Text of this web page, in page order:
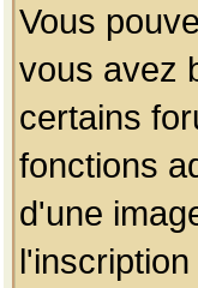
Vous
vous avez
certains
fonctions
d'une